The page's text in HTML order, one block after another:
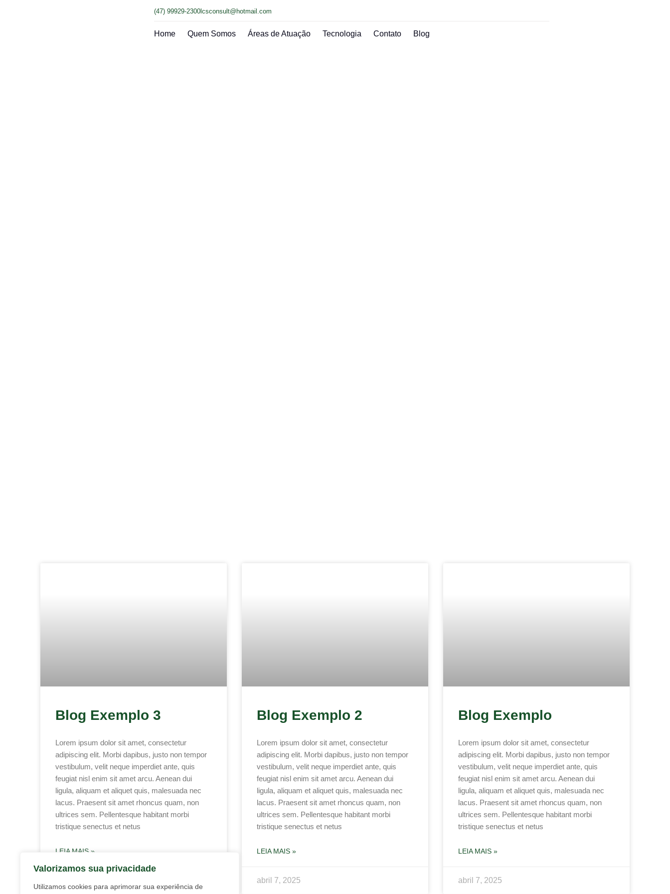
Valorizamos sua privacidade
Utilizamos cookies para aprimorar sua experiência de
(47) 99929-2300 lcsconsult@hotmail.com
Home Quem Somos Áreas de Atuação Tecnologia Contato Blog
Blog Exemplo 3
Lorem ipsum dolor sit amet, consectetur
adipiscing elit. Morbi dapibus, justo non tempor
vestibulum, velit neque imperdiet ante, quis
feugiat nisl enim sit amet arcu. Aenean dui
ligula, aliquam et aliquet quis, malesuada nec
lacus. Praesent sit amet rhoncus quam, non
ultrices sem. Pellentesque habitant morbi
tristique senectus et netus
LEIA MAIS »
Blog Exemplo 2
Lorem ipsum dolor sit amet, consectetur
adipiscing elit. Morbi dapibus, justo non tempor
vestibulum, velit neque imperdiet ante, quis
feugiat nisl enim sit amet arcu. Aenean dui
ligula, aliquam et aliquet quis, malesuada nec
lacus. Praesent sit amet rhoncus quam, non
ultrices sem. Pellentesque habitant morbi
tristique senectus et netus
LEIA MAIS »
abril 7, 2025
Blog Exemplo
Lorem ipsum dolor sit amet, consectetur
adipiscing elit. Morbi dapibus, justo non tempor
vestibulum, velit neque imperdiet ante, quis
feugiat nisl enim sit amet arcu. Aenean dui
ligula, aliquam et aliquet quis, malesuada nec
lacus. Praesent sit amet rhoncus quam, non
ultrices sem. Pellentesque habitant morbi
tristique senectus et netus
LEIA MAIS »
abril 7, 2025